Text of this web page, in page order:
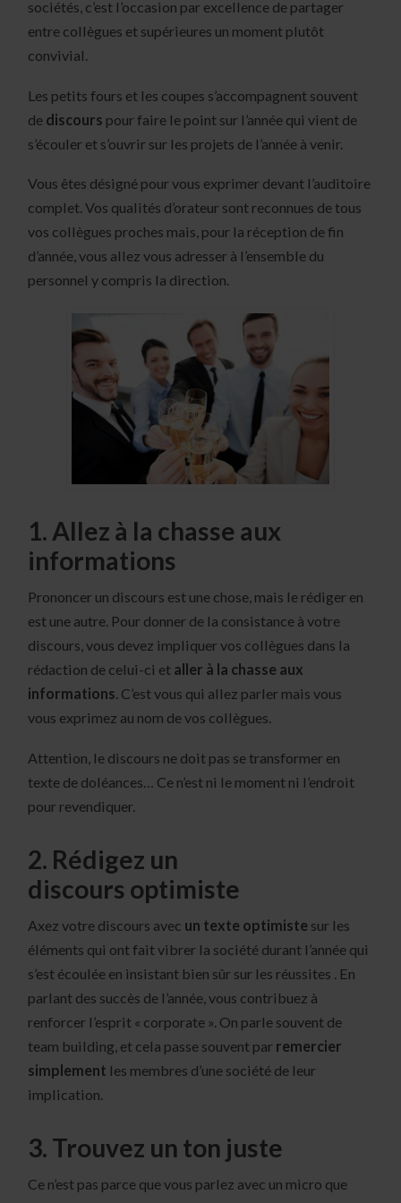
sociétés, c’est l’occasion par excellence de partager
entre collègues et supérieures un moment plutôt
convivial.
Les petits fours et les coupes s’accompagnent souvent
de discours pour faire le point sur l’année qui vient de
s’écouler et s’ouvrir sur les projets de l’année à venir.
Vous êtes désigné pour vous exprimer devant l’auditoire
complet. Vos qualités d’orateur sont reconnues de tous
vos collègues proches mais, pour la réception de fin
d’année, vous allez vous adresser à l’ensemble du
personnel y compris la direction.
1. Allez à la chasse aux
informations
Prononcer un discours est une chose, mais le rédiger en
est une autre. Pour donner de la consistance à votre
discours, vous devez impliquer vos collègues dans la
rédaction de celui-ci et aller à la chasse aux
informations. C’est vous qui allez parler mais vous
vous exprimez au nom de vos collègues.
Attention, le discours ne doit pas se transformer en
texte de doléances… Ce n’est ni le moment ni l’endroit
pour revendiquer.
2. Rédigez un
discours optimiste
Axez votre discours avec un texte optimiste sur les
éléments qui ont fait vibrer la société durant l’année qui
s’est écoulée en insistant bien sûr sur les réussites . En
parlant des succès de l’année, vous contribuez à
renforcer l’esprit « corporate ». On parle souvent de
team building, et cela passe souvent par remercier
simplement les membres d’une société de leur
implication.
3. Trouvez un ton juste
Ce n’est pas parce que vous parlez avec un micro que